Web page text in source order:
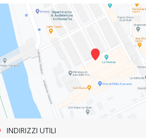
SERVIZI SOCIALI E AI CITTADINI
INDIRIZZI UTILI